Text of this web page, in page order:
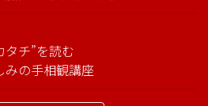
魂のカタチ”を読む
みの手相観講座